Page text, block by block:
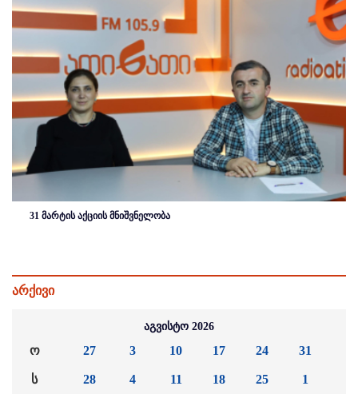
31 მარტის აქციის მნიშვნელობა
არქივი
აგვისტო 2026
ო
ს
27
28
3
4
10
11
17
18
24
25
31
1